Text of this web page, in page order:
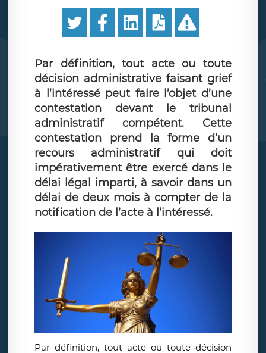
Par définition, tout acte ou toute
décision administrative faisant grief
à l’intéressé peut faire l’objet d’une
contestation devant le tribunal
administratif compétent. Cette
contestation prend la forme d’un
recours administratif qui doit
impérativement être exercé dans le
délai légal imparti, à savoir dans un
délai de deux mois à compter de la
notification de l’acte à l’intéressé.
Par définition, tout acte ou toute décision